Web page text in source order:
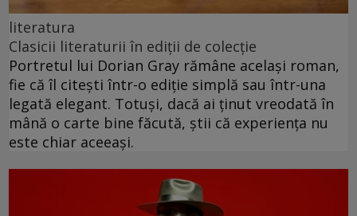
literatura
Clasicii literaturii în ediții de colecție
Portretul lui Dorian Gray rămâne același roman,
fie că îl citești într-o ediție simplă sau într-una
legată elegant. Totuși, dacă ai ținut vreodată în
mână o carte bine făcută, știi că experiența nu
este chiar aceeași.